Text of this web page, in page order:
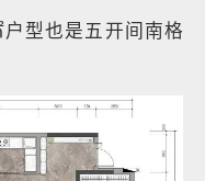
型也是五开间南格